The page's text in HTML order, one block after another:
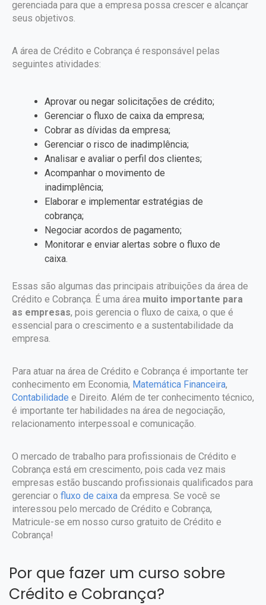
gerenciada para que a empresa possa crescer e alcançar
seus objetivos.
A área de Crédito e Cobrança é responsável pelas
seguintes atividades:
Aprovar ou negar solicitações de crédito;
Gerenciar o fluxo de caixa da empresa;
Cobrar as dívidas da empresa;
Gerenciar o risco de inadimplência;
Analisar e avaliar o perfil dos clientes;
Acompanhar o movimento de
inadimplência;
Elaborar e implementar estratégias de
cobrança;
Negociar acordos de pagamento;
Monitorar e enviar alertas sobre o fluxo de
caixa.
Essas são algumas das principais atribuições da área de
Crédito e Cobrança. É uma área muito importante para
as empresas, pois gerencia o fluxo de caixa, o que é
essencial para o crescimento e a sustentabilidade da
empresa.
Para atuar na área de Crédito e Cobrança é importante ter
conhecimento em Economia, Matemática Financeira,
Contabilidade e Direito. Além de ter conhecimento técnico,
é importante ter habilidades na área de negociação,
relacionamento interpessoal e comunicação.
O mercado de trabalho para profissionais de Crédito e
Cobrança está em crescimento, pois cada vez mais
empresas estão buscando profissionais qualificados para
gerenciar o fluxo de caixa da empresa. Se você se
interessou pelo mercado de Crédito e Cobrança,
Matricule-se em nosso curso gratuito de Crédito e
Cobrança!
Por que fazer um curso sobre
Crédito e Cobrança?